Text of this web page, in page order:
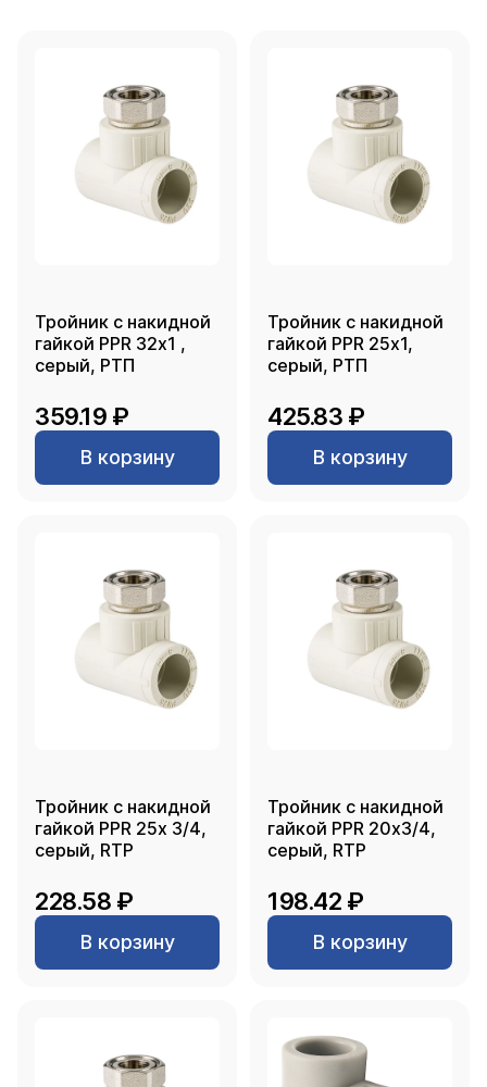
Тройник с накидной
гайкой PPR 32х1 ,
серый, РТП
359.19 ₽
В корзину
Тройник с накидной
гайкой PPR 25х1,
серый, РТП
425.83 ₽
В корзину
Тройник с накидной
гайкой PPR 25х 3/4,
серый, RTP
228.58 ₽
В корзину
Тройник с накидной
гайкой PPR 20х3/4,
серый, RTP
198.42 ₽
В корзину